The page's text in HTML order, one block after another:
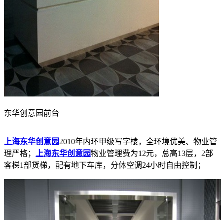
东华创意园前台
上海东华创意园2010年内环甲级写字楼，全环境优美、物业管
理严格；
上海东华创意园物业管理费为12元，总高13层，2部
客梯1部货梯，配有地下车库，分体空调24小时自由控制；